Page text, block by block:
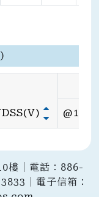
@10V
樓｜電話：886-
｜電子信箱：